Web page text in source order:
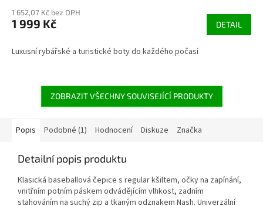
1 652,07 Kč bez DPH
1 999 Kč DETAIL
Luxusní rybářské a turistické boty do každého počasí
ZOBRAZIT VŠECHNY SOUVISEJÍCÍ PRODUKTY
Popis Podobné (1) Hodnocení Diskuze Značka
Detailní popis produktu
Klasická baseballová čepice s regular kšiltem, očky na zapínání,
vnitřním potním páskem odvádějícím vlhkost, zadním
stahováním na suchý zip a tkaným odznakem Nash. Univerzální